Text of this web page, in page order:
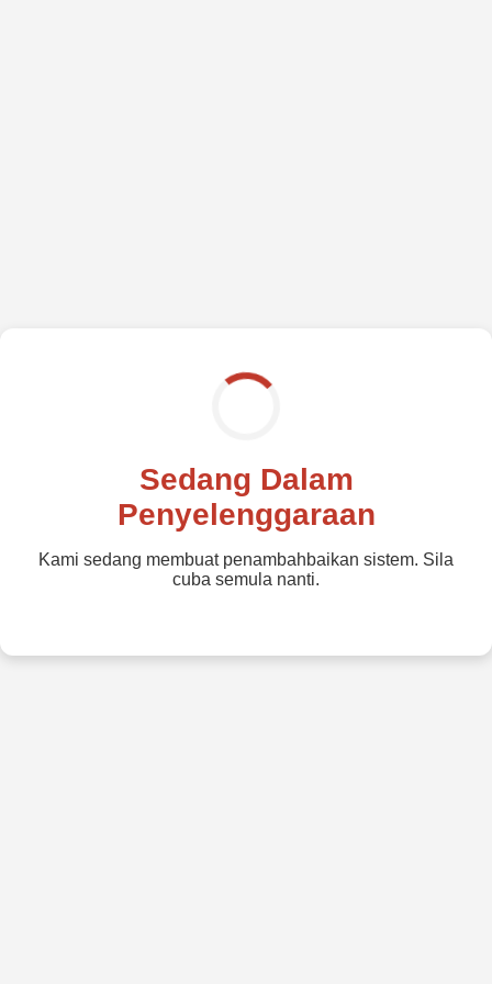
Sedang Dalam
Penyelenggaraan
Kami sedang membuat penambahbaikan sistem. Sila
cuba semula nanti.